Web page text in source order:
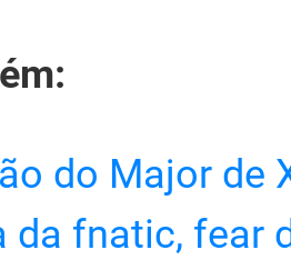
do Major de
da fnatic, fear